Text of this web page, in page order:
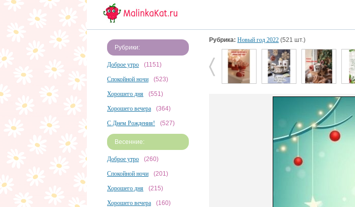
Рубрики:
Доброе утро (1151)
Спокойной ночи (523)
Хорошего дня (551)
Хорошего вечера (364)
С Днем Рождения! (527)
Весенние:
Доброе утро (260)
Спокойной ночи (201)
Хорошего дня (215)
Хорошего вечера (160)
Рубрика: Новый год 2022 (521 шт.)